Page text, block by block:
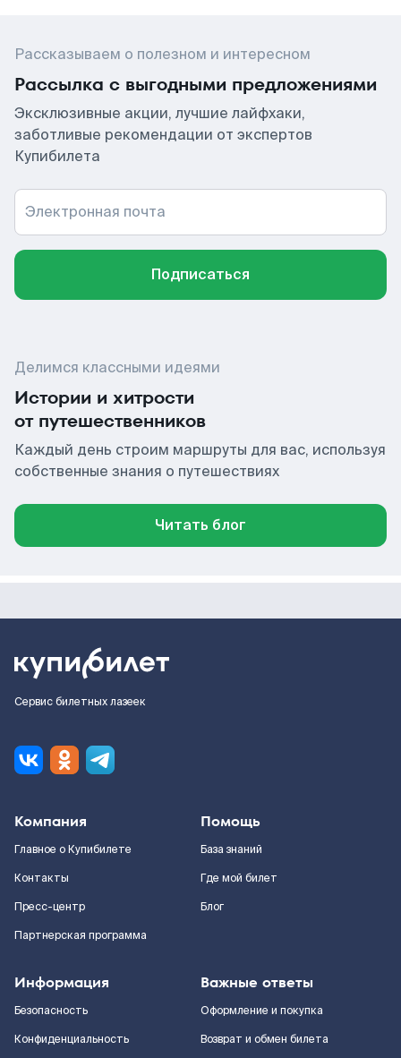
Рассказываем о полезном и интересном
Рассылка с выгодными предложениями
Эксклюзивные акции, лучшие лайфхаки,
заботливые рекомендации от экспертов
Купибилета
Электронная почта
Подписаться
Делимся классными идеями
Истории и хитрости
от путешественников
Каждый день строим маршруты для вас, используя
собственные знания о путешествиях
Читать блог
Сервис билетных лазеек
Компания
Главное о Купибилете
Контакты
Пресс-центр
Партнерская программа
Помощь
База знаний
Где мой билет
Блог
Информация
Безопасность
Конфиденциальность
Важные ответы
Оформление и покупка
Возврат и обмен билета